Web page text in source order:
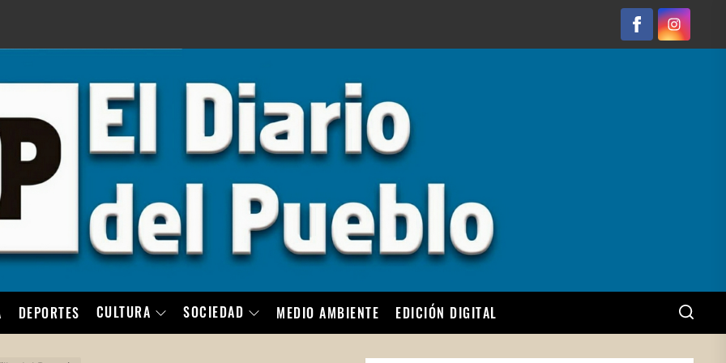
FacebookInstagram
DEPORTES CULTURA SOCIEDAD MEDIO AMBIENTE EDICIÓN DIGITAL